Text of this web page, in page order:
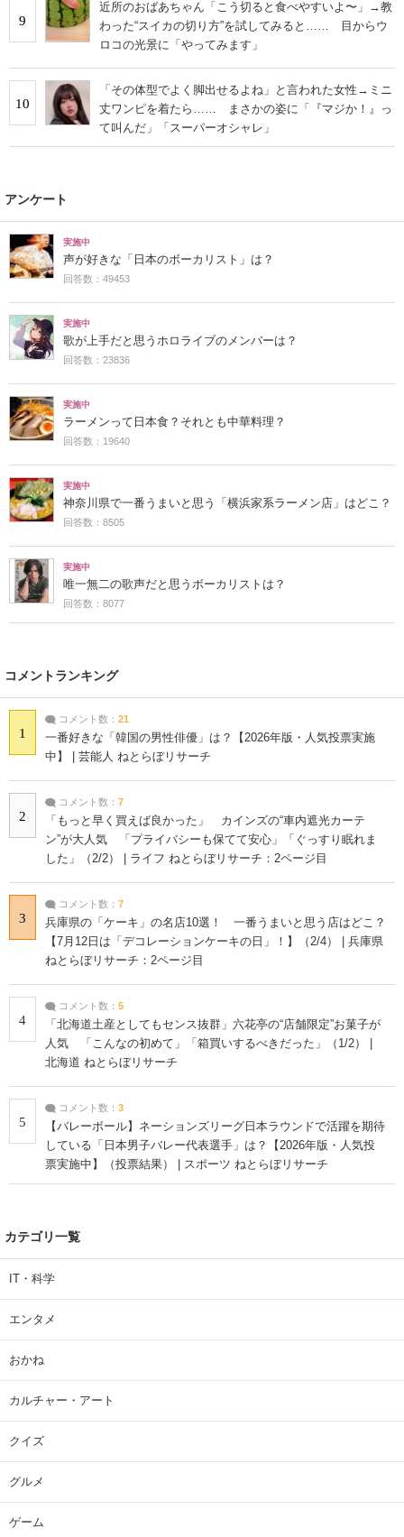
9
近所のおばあちゃん「こう切ると食べやすいよ〜」→教
わった“スイカの切り方”を試してみると…… 目からウ
ロコの光景に「やってみます」
10
「その体型でよく脚出せるよね」と言われた女性→ミニ
丈ワンピを着たら…… まさかの姿に「『マジか！』っ
て叫んだ」「スーパーオシャレ」
アンケート
実施中
声が好きな「日本のボーカリスト」は？
回答数：49453
実施中
歌が上手だと思うホロライブのメンバーは？
回答数：23836
実施中
ラーメンって日本食？それとも中華料理？
回答数：19640
実施中
神奈川県で一番うまいと思う「横浜家系ラーメン店」はどこ？
回答数：8505
実施中
唯一無二の歌声だと思うボーカリストは？
回答数：8077
コメントランキング
1
コメント数： 21
一番好きな「韓国の男性俳優」は？【2026年版・人気投票実施
中】 | 芸能人 ねとらぼリサーチ
2
コメント数： 7
「もっと早く買えば良かった」 カインズの“車内遮光カーテ
ン”が大人気 「プライバシーも保てて安心」「ぐっすり眠れま
した」（2/2） | ライフ ねとらぼリサーチ：2ページ目
3
コメント数： 7
兵庫県の「ケーキ」の名店10選！ 一番うまいと思う店はどこ？
【7月12日は「デコレーションケーキの日」！】（2/4） | 兵庫県
ねとらぼリサーチ：2ページ目
4
コメント数： 5
「北海道土産としてもセンス抜群」六花亭の“店舗限定”お菓子が
人気 「こんなの初めて」「箱買いするべきだった」（1/2） |
北海道 ねとらぼリサーチ
5
コメント数： 3
【バレーボール】ネーションズリーグ日本ラウンドで活躍を期待
している「日本男子バレー代表選手」は？【2026年版・人気投
票実施中】（投票結果） | スポーツ ねとらぼリサーチ
カテゴリ一覧
IT・科学
エンタメ
おかね
カルチャー・アート
クイズ
グルメ
ゲーム